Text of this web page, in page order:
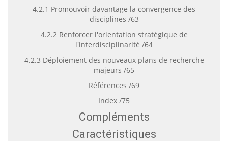
4.2.1 Promouvoir davantage la convergence des
disciplines /63
4.2.2 Renforcer l'orientation stratégique de
l'interdisciplinarité /64
4.2.3 Déploiement des nouveaux plans de recherche
majeurs /65
Références /69
Index /75
Compléments
Caractéristiques